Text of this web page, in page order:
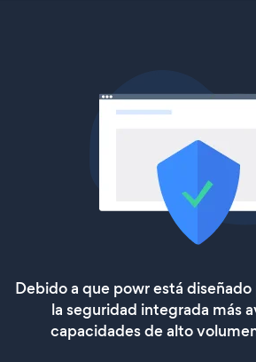
Debido a que powr está diseñado
la seguridad integrada más
capacidades de alto